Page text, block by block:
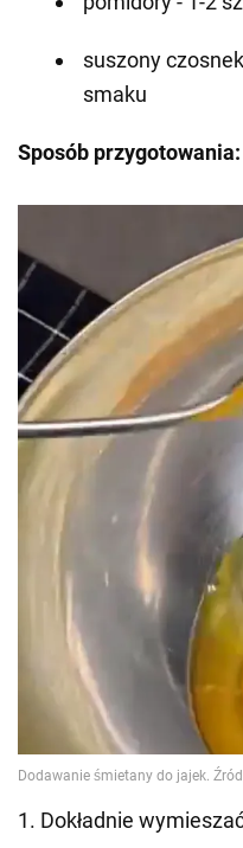
suszony
smaku
Sposób przygotowania:
1. Dokładnie